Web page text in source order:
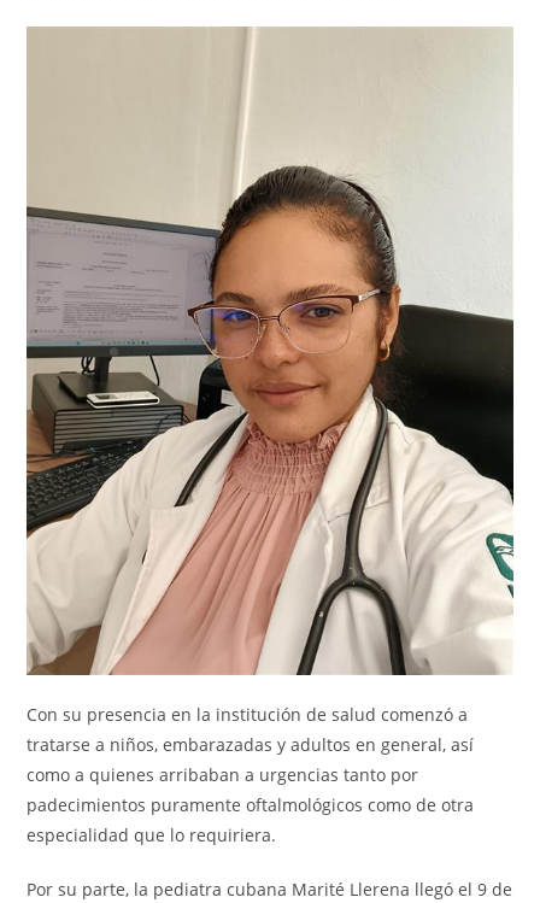
Con su presencia en la institución de salud comenzó a
tratarse a niños, embarazadas y adultos en general, así
como a quienes arribaban a urgencias tanto por
padecimientos puramente oftalmológicos como de otra
especialidad que lo requiriera.
Por su parte, la pediatra cubana Marité Llerena llegó el 9 de